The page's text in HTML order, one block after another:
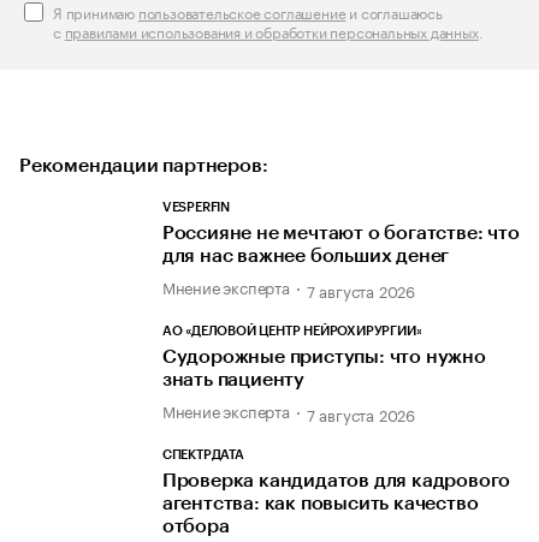
Я принимаю пользовательское соглашениеи соглашаюсь
с правилами использования и обработки персональных данных.
Рекомендации партнеров:
VESPERFIN
Россияне не мечтают о богатстве: что
для нас важнее больших денег
Мнение эксперта 7 августа 2026
АО «ДЕЛОВОЙ ЦЕНТР НЕЙРОХИРУРГИИ»
Судорожные приступы: что нужно
знать пациенту
Мнение эксперта 7 августа 2026
СПЕКТРДАТА
Проверка кандидатов для кадрового
агентства: как повысить качество
отбора